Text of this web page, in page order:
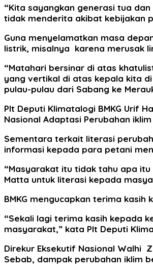
“Kita sayangkan generasi tua
tidak menderita akibat kebijakan
Guna menyelamatkan masa
listrik, misalnya karena merusak
“Matahari bersinar di atas
yang vertikal di atas kepala kita
pulau-pulau dari Sabang ke
Plt Deputi Klimatalogi BMKG Urif
Nasional Adaptasi Perubahan
Sementara terkait literasi
informasi kepada para petani
“Masyarakat itu tidak tahu apa
Matta untuk literasi kepada
BMKG mengucapkan terima
“Sekali lagi terima kasih kepada
masyarakat,” kata Plt Deputi
Direkur Eksekutif Nasional Walhi
Sebab, dampak perubahan iklim